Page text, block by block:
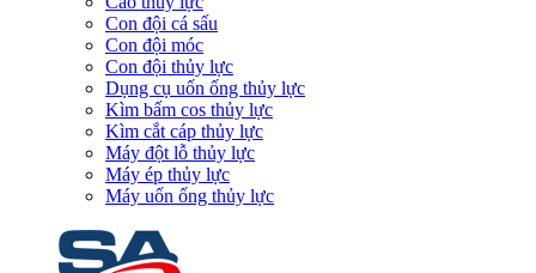
Con đội cá sấu
Con đội móc
Con đội thủy lực
Dụng cụ uốn ống thủy lực
Kìm bấm cos thủy lực
Kìm cắt cáp thủy lực
Máy đột lỗ thủy lực
Máy ép thủy lực
Máy uốn ống thủy lực